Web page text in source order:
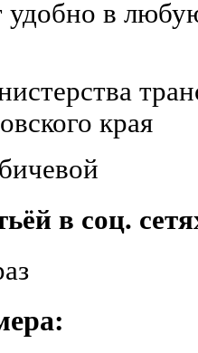
удобно в
края
в соц.